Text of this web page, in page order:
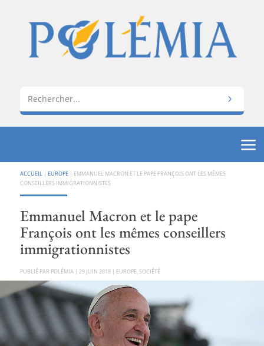
ACCUEIL | EUROPE| EMMANUEL MACRON ET LE PAPE FRANÇOIS ONT LES MÊMES
CONSEILLERS IMMIGRATIONNISTES
Emmanuel Macron et le pape
François ont les mêmes conseillers
immigrationnistes
PAR POLÉMIA | 29 JUIN 2018| EUROPE, SOCIÉTÉ